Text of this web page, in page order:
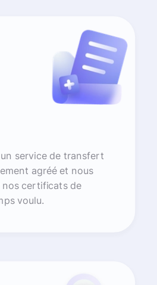
service de transfert
agréé et nous
nos certificats de
voulu.